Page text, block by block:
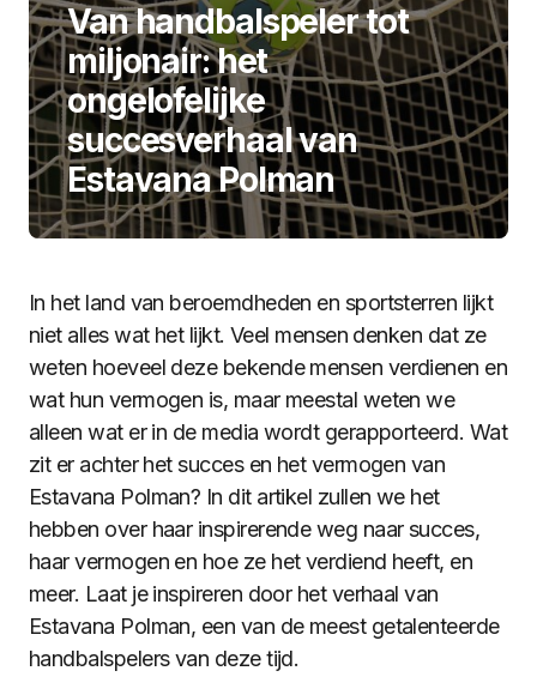
Van handbalspeler tot
miljonair: het
ongelofelijke
succesverhaal van
Estavana Polman
In het land van beroemdheden en sportsterren lijkt
niet alles wat het lijkt. Veel mensen denken dat ze
weten hoeveel deze bekende mensen verdienen en
wat hun vermogen is, maar meestal weten we
alleen wat er in de media wordt gerapporteerd. Wat
zit er achter het succes en het vermogen van
Estavana Polman? In dit artikel zullen we het
hebben over haar inspirerende weg naar succes,
haar vermogen en hoe ze het verdiend heeft, en
meer. Laat je inspireren door het verhaal van
Estavana Polman, een van de meest getalenteerde
handbalspelers van deze tijd.